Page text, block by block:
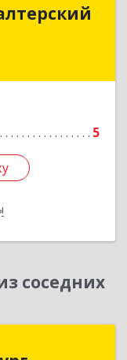
5
Подробнее
соседних
Оренбург